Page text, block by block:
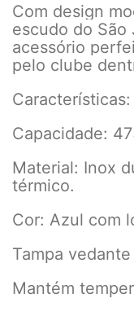
Com design
escudo do São
acessório
pelo clube
Características:
Capacidade:
Material: Inox
térmico.
Cor: Azul com
Tampa
Mantém